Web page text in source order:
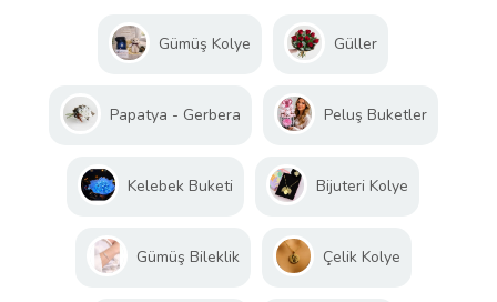
Gümüş Kolye Güller
Papatya - Gerbera Peluş Buketler
Kelebek Buketi Bijuteri Kolye
Gümüş Bileklik Çelik Kolye